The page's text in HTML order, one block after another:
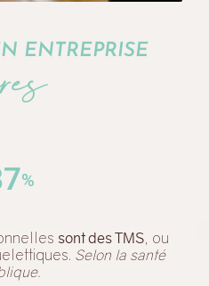
ENTREPRISE
%
sont des TMS , ou
Selon la santé